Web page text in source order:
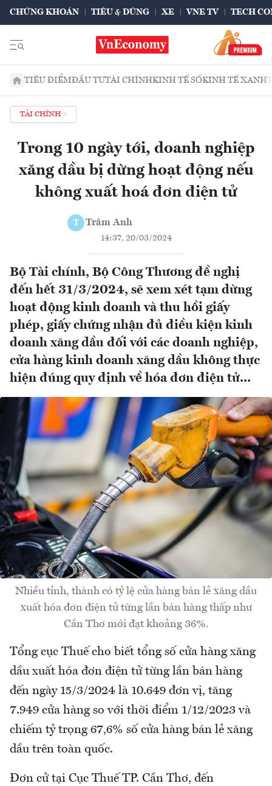
CHỨNG KHOÁN TIÊU & DÙNG XE VNE TV TECH
TIÊU ĐIỂMĐẦU TƯTÀI CHÍNHKINH TẾ SỐKINH TẾ XANH
TÀI CHÍNH
Trong 10 ngày tới, doanh nghiệp
xăng dầu bị dừng hoạt động nếu
không xuất hoá đơn điện tử
T Trâm Anh
14:37, 20/03/2024
Bộ Tài chính, Bộ Công Thương đề nghị
đến hết 31/3/2024, sẽ xem xét tạm dừng
hoạt động kinh doanh và thu hồi giấy
phép, giấy chứng nhận đủ điều kiện kinh
doanh xăng dầu đối với các doanh nghiệp,
cửa hàng kinh doanh xăng dầu không thực
hiện đúng quy định về hóa đơn điện tử...
Nhiều tỉnh, thành có tỷ lệ cửa hàng bán lẻ xăng dầu
xuất hóa đơn điện tử từng lần bán hàng thấp như
Cần Thơ mới đạt khoảng 36%.
Tổng cục Thuế cho biết tổng số cửa hàng xăng
dầu xuất hóa đơn điện tử từng lần bán hàng
đến ngày 15/3/2024 là 10.649 đơn vị, tăng
7.949 cửa hàng so với thời điểm 1/12/2023 và
chiếm tỷ trọng 67,6% số cửa hàng bán lẻ xăng
dầu trên toàn quốc.
Đơn cử tại Cục Thuế TP. Cần Thơ, đến